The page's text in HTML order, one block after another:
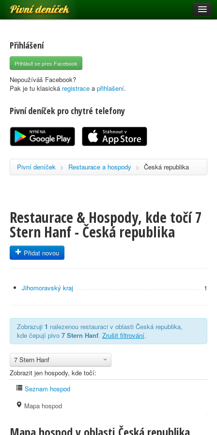
Pivní deníček
Pivní mapa
Pivní značky
Nápověda
Registrace
Přihlášení
Přihlásit se přes Facebook
Nepoužíváš Facebook?
Pak je tu klasická registrace a přihlašení.
Pivní deníček pro chytré telefony
Pivní deníček > Restaurace a hospody > Česká republika
Restaurace & Hospody, kde točí 7
Stern Hanf - Česká republika
Přidat novou
Jihomoravský kraj 1
Zobrazuji 1 nalezenou restauraci v oblasti Česká republika,
kde čepují pivo 7 Stern Hanf. Zrušit filtrování.
7 Stern Hanf
Zobrazit jen hospody, kde točí:
Seznam hospod
Mapa hospod